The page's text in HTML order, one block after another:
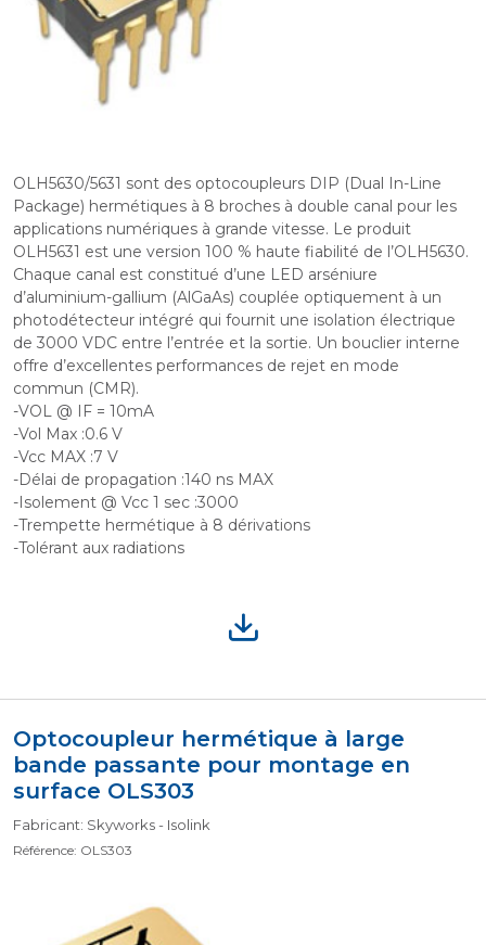
OLH5630/5631 sont des optocoupleurs DIP (Dual In-Line
Package) hermétiques à 8 broches à double canal pour les
applications numériques à grande vitesse. Le produit
OLH5631 est une version 100 % haute fiabilité de l’OLH5630.
Chaque canal est constitué d’une LED arséniure
d’aluminium-gallium (AlGaAs) couplée optiquement à un
photodétecteur intégré qui fournit une isolation électrique
de 3000 VDC entre l’entrée et la sortie. Un bouclier interne
offre d’excellentes performances de rejet en mode
commun (CMR).
-VOL @ IF = 10mA
-Vol Max :0.6 V
-Vcc MAX :7 V
-Délai de propagation :140 ns MAX
-Isolement @ Vcc 1 sec :3000
-Trempette hermétique à 8 dérivations
-Tolérant aux radiations
Optocoupleur hermétique à large
bande passante pour montage en
surface OLS303
Fabricant: Skyworks - Isolink
Référence: OLS303